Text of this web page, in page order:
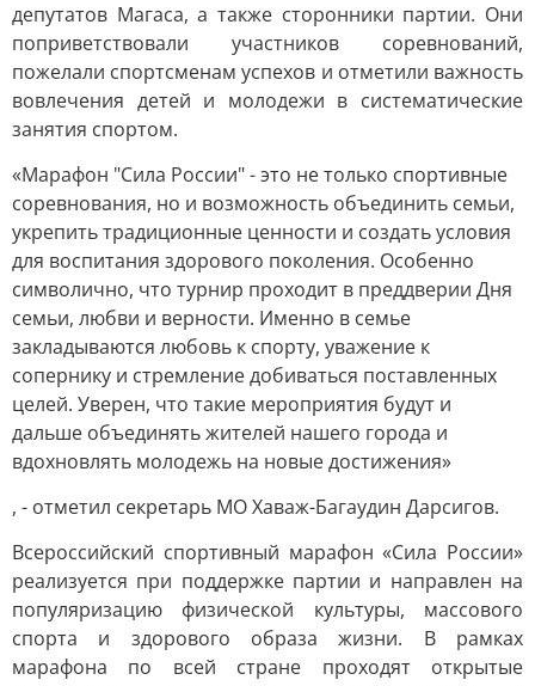
депутатов Магаса, а также сторонники партии. Они
поприветствовали участников соревнований,
пожелали спортсменам успехов и отметили важность
вовлечения детей и молодежи в систематические
занятия спортом.
«Марафон "Сила России" - это не только спортивные
соревнования, но и возможность объединить семьи,
укрепить традиционные ценности и создать условия
для воспитания здорового поколения. Особенно
символично, что турнир проходит в преддверии Дня
семьи, любви и верности. Именно в семье
закладываются любовь к спорту, уважение к
сопернику и стремление добиваться поставленных
целей. Уверен, что такие мероприятия будут и
дальше объединять жителей нашего города и
вдохновлять молодежь на новые достижения»
, - отметил секретарь МО Хаваж-Багаудин Дарсигов.
Всероссийский спортивный марафон «Сила России»
реализуется при поддержке партии и направлен на
популяризацию физической культуры, массового
спорта и здорового образа жизни. В рамках
марафона по всей стране проходят открытые